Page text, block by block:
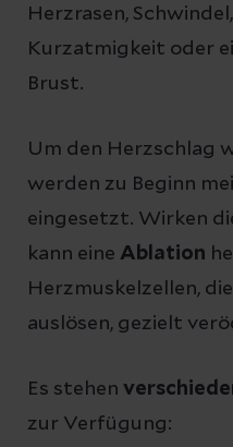
Herzrasen,
Kurzatmigkeit oder
Brust.
Um den Herzschlag
werden zu Beginn
eingesetzt. Wirken
kann eine Ablation
Herzmuskelzellen,
auslösen, gezielt
Es stehen
zur Verfügung: